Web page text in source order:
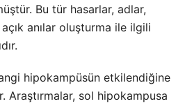
Bu tür hasarlar, adlar,
anılar oluşturma ile ilgili
hipokampüsün etkilendiğine
Araştırmalar, sol hipokampusa